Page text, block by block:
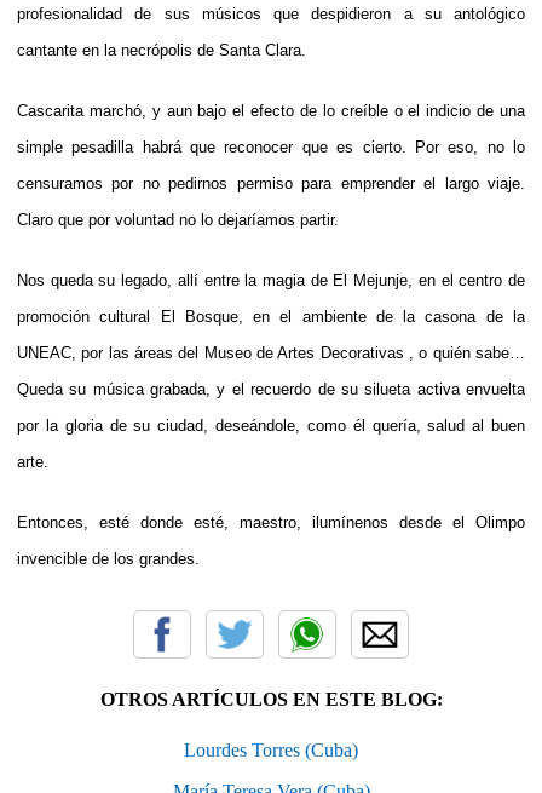
profesionalidad de sus músicos que despidieron a su antológico
cantante en la necrópolis de Santa Clara.
Cascarita marchó, y aun bajo el efecto de lo creíble o el indicio de una
simple pesadilla habrá que reconocer que es cierto. Por eso, no lo
censuramos por no pedirnos permiso para emprender el largo viaje.
Claro que por voluntad no lo dejaríamos partir.
Nos queda su legado, allí entre la magia de El Mejunje, en el centro de
promoción cultural El Bosque, en el ambiente de la casona de la
UNEAC, por las áreas del Museo de Artes Decorativas , o quién sabe…
Queda su música grabada, y el recuerdo de su silueta activa envuelta
por la gloria de su ciudad, deseándole, como él quería, salud al buen
arte.
Entonces, esté donde esté, maestro, ilumínenos desde el Olimpo
invencible de los grandes.
OTROS ARTÍCULOS EN ESTE BLOG:
Lourdes Torres (Cuba)